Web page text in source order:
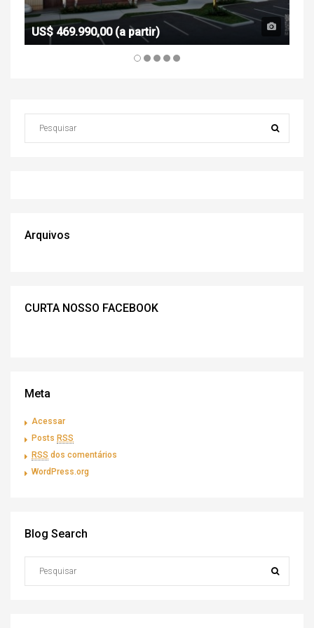
US$ 469.990,00 (a partir)
Arquivos
CURTA NOSSO FACEBOOK
Meta
Acessar
Posts RSS
RSS dos comentários
WordPress.org
Blog Search